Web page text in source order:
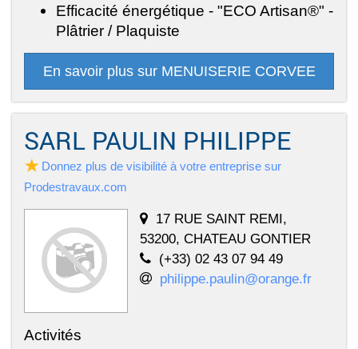
Efficacité énergétique - "ECO Artisan®" -
Plâtrier / Plaquiste
En savoir plus sur MENUISERIE CORVEE
SARL PAULIN PHILIPPE
Donnez plus de visibilité à votre entreprise sur
Prodestravaux.com
17 RUE SAINT REMI,
53200, CHATEAU GONTIER
(+33) 02 43 07 94 49
philippe.paulin@orange.fr
Activités